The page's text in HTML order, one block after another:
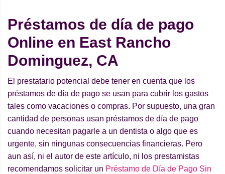
Préstamos de día de pago
Online en East Rancho
Dominguez, CA
El prestatario potencial debe tener en cuenta que los
préstamos de día de pago se usan para cubrir los gastos
tales como vacaciones o compras. Por supuesto, una gran
cantidad de personas usan préstamos de día de pago
cuando necesitan pagarle a un dentista o algo que es
urgente, sin ningunas consecuencias financieras. Pero
aun así, ni el autor de este artículo, ni los prestamistas
recomendamos solicitar un Préstamo de Día de Pago Sin